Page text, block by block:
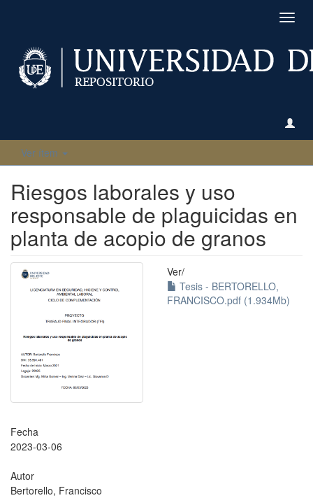
Ver ítem
Riesgos laborales y uso
responsable de plaguicidas en
planta de acopio de granos
Ver/
Tesis - BERTORELLO,
FRANCISCO.pdf (1.934Mb)
Fecha
2023-03-06
Autor
Bertorello, Francisco